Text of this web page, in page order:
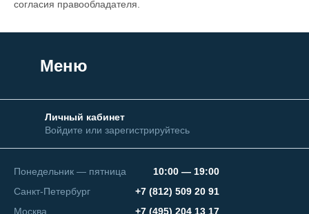
согласия правообладателя.
Меню
Личный кабинет
Войдите или зарегистрируйтесь
Понедельник — пятница
10:00 — 19:00
Санкт-Петербург
+7 (812) 509 20 91
Москва
+7 (495) 204 13 17